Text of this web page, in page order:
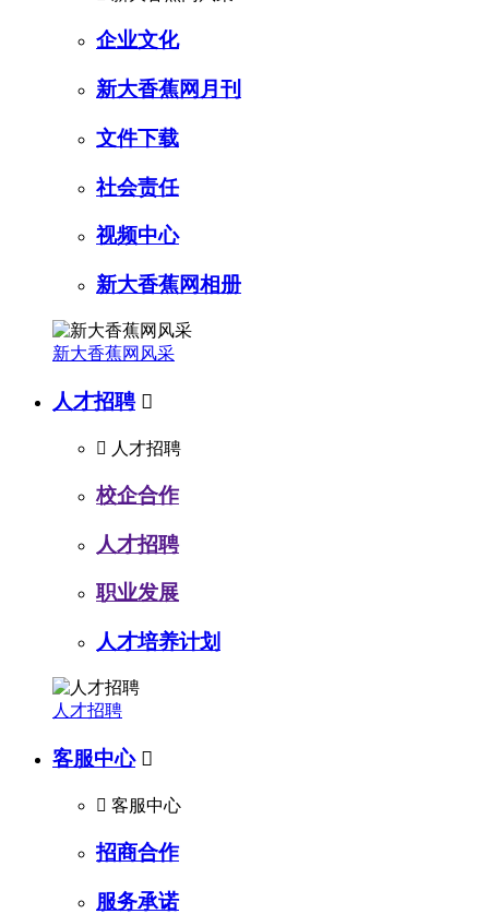
企业文化
新大香蕉网月刊
文件下载
社会责任
视频中心
新大香蕉网相册
新大香蕉网风采
人才招聘 
 人才招聘
校企合作
人才招聘
职业发展
人才培养计划
人才招聘
客服中心 
 客服中心
招商合作
服务承诺